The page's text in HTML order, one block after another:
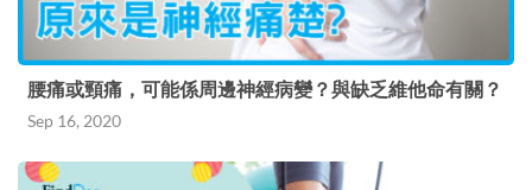
腰痛或頸痛，可能係周邊神經病變？與缺乏維他命有關？
Sep 16, 2020